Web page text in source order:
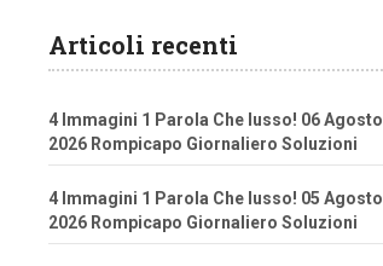
Articoli recenti
4 Immagini 1 Parola Che lusso! 06 Agosto
2026 Rompicapo Giornaliero Soluzioni
4 Immagini 1 Parola Che lusso! 05 Agosto
2026 Rompicapo Giornaliero Soluzioni